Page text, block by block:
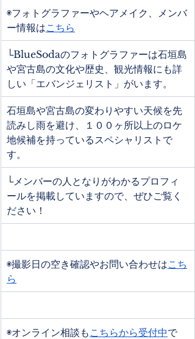
◉フォトグラファーやヘアメイク、メンバ
ー情報はこちら
└BlueSodaのフォトグラファーは石垣島
や宮古島の文化や歴史、観光情報にも詳
しい「エバンジェリスト」がいます。
石垣島や宮古島の変わりやすい天候を先
読みし雨を避け、１００ヶ所以上のロケ
地候補を持っているスペシャリストで
す。
└メンバーの人となりがわかるプロフィ
ールを掲載していますので、ぜひご覧く
ださい！
◉撮影日の空き確認やお問い合わせはこち
ら
◉オンライン相談も こちらから受付中で